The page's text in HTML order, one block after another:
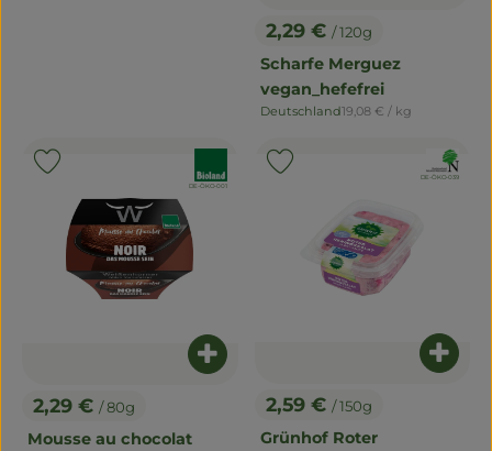
, Preis:
2,29 € / 120g
Scharfe Merguez
vegan_hefefrei
, Herkunft:
Deutschland, Referenzpreis:
19,08 € / kg
, Preis:
2,29 € / 80g
Mousse au chocolat
Produkt zum Warenkorb
, Kontrollstelle:
DE-ÖKO-001
Produkt zu Favouriten hinzufügen
, Preis:
2,59 € / 150g
Grünhof Roter
, Verband:
, Kontrollstelle:
DE-ÖKO-039
Produkt zu Favouriten